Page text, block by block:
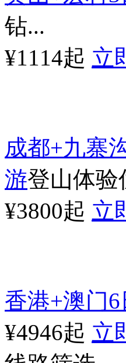
钻...
¥1114起 立
成都+九寨
游登山体验
¥3800起 立
香港+澳门
¥4946起 立